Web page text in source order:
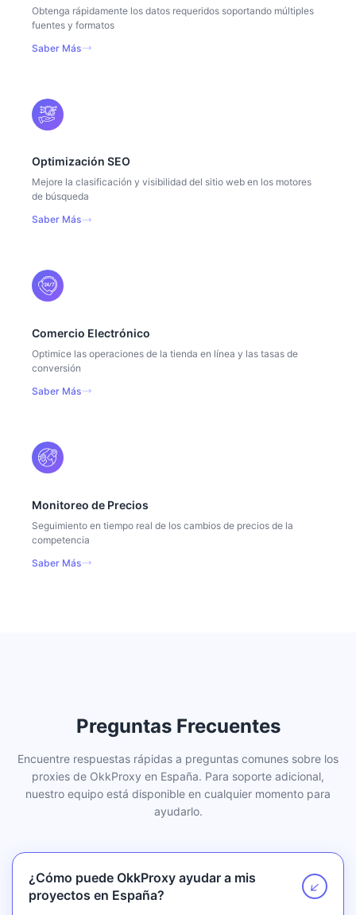
Obtenga rápidamente los datos requeridos soportando múltiples
fuentes y formatos
Saber Más
Optimización SEO
Mejore la clasificación y visibilidad del sitio web en los motores
de búsqueda
Saber Más
Comercio Electrónico
Optimice las operaciones de la tienda en línea y las tasas de
conversión
Saber Más
Monitoreo de Precios
Seguimiento en tiempo real de los cambios de precios de la
competencia
Saber Más
Preguntas Frecuentes
Encuentre respuestas rápidas a preguntas comunes sobre los
proxies de OkkProxy en España. Para soporte adicional,
nuestro equipo está disponible en cualquier momento para
ayudarlo.
¿Cómo puede OkkProxy ayudar a mis
proyectos en España?
↗